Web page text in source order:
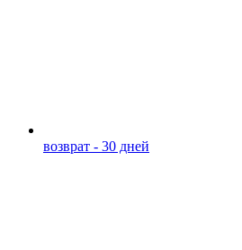
возврат - 30 дней